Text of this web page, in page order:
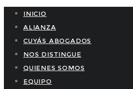
INICIO
ALIANZA
CUYÁS ABOGADOS
NOS DISTINGUE
QUIENES SOMOS
EQUIPO